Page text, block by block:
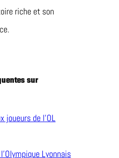
riche et son
sur
joueurs de l’OL
Lyonnais